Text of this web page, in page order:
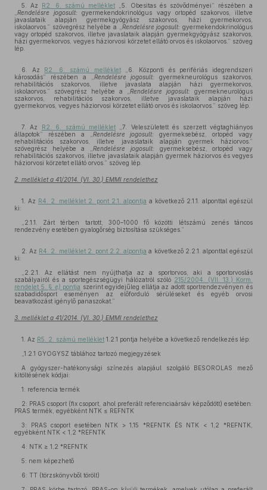
5. Az R2. 6. számú melléklet „5. Obesitas és szövődményei” részében a
Rendelésre jogosult: gyermekendokrinológus vagy ortopéd szakorvos, illetve
javaslataik alapján gyermekgyógyász szakorvos, házi gyermekorvos,
iskolaorvos.” szövegrész helyébe a „ Rendelésre jogosult: gyermekendokrinológus
vagy ortopéd szakorvos, illetve javaslataik alapján gyermekgyógyász szakorvos,
házi gyermekorvos, vegyes háziorvosi körzetet ellátó orvos és iskolaorvos.” szöveg
lép.
6. Az R2. 6. számú melléklet„6. Központi és perifériás idegrendszeri
károsodás” részében a „ Rendelésre jogosult:
gyermekneurológus szakorvos,
rehabilitációs szakorvos, illetve javaslata alapján házi gyermekorvos,
iskolaorvos.” szövegrész helyébe a „ Rendelésre jogosult: gyermekneurológus
szakorvos, rehabilitációs szakorvos, illetve javaslataik alapján házi
gyermekorvos, vegyes háziorvosi körzetet ellátó orvos és iskolaorvos.” szöveg lép.
7. Az R2. 6. számú melléklet „7. Veleszületett és szerzett végtaghiányos
állapotok” részében a „ Rendelésre jogosult:
gyermeksebész, ortopéd vagy
rehabilitációs szakorvos, illetve javaslataik alapján gyermek háziorvos.”
szövegrész helyébe a „Rendelésre jogosult: gyermeksebész, ortopéd vagy
rehabilitációs szakorvos, illetve javaslataik alapján gyermek háziorvos és vegyes
háziorvosi körzetet ellátó orvos.” szöveg lép.
2. melléklet a 41/2014. (VI. 30.) EMMI rendelethez
1. Az R4. 2. melléklet 2. pont 2.1. alpontja a következő 2.1.1. alponttal egészül
ki:
„2.1.1. Zárt térben tartott, 300–1000 fő közötti létszámú zenés táncos
rendezvény esetében gyalogőrség biztosítása szükséges.”
2. Az R4. 2. melléklet 2. pont 2.2. alpontja a következő 2.2.1. alponttal egészül
ki:
„2.2.1. Az ellátást nem nyújthatja az a sportorvos, aki a sportorvoslás
szabályairól és a sportegészségügyi hálózatról szóló 215/2004. (VII. 13.) Korm.
rendelet 5. § e) pontja szerint egyidejűleg ellátja az adott sportrendezvényen és
szabadidősport eseményen az előforduló sérüléseket és egyéb orvosi
beavatkozást igénylő panaszokat.”
3. melléklet a 41/2014. (VI. 30.) EMMI rendelethez
1. Az R5. 2. számú melléklet 1.2.1 pontja helyébe a következő rendelkezés lép:
„1.2.1 GYOGYSZ táblához tartozó megjegyzések
A gyógyszer-hatékonysági színezés alapjául szolgáló BESOROLAS mező
kitöltésének kódjai:
1: referencia termék
2: PRAS csoport (fix csoport, ahol preferált referenciaársáv képződött) esetében:
PRAS termék, egyébként NTK ≤ REFNTK
3: PRAS csoport esetében NTK > 1,15 *REFNTK ÉS NTK < 1,2 *REFNTK,
egyébként NTK < 1,2 *REFNTK
4: NTK ≥ 1,2 *REFNTK
5: nem képezhető
6: TT (törzskönyvből törölt)